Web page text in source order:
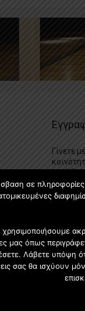
Γίνετε
και
σε
μας όπως
Λάβετε
σας θα ισχύουν